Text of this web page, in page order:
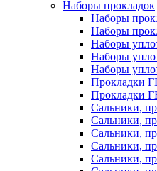
Наборы прокладок
Наборы
Наборы
Наборы
Наборы
Наборы
Прокладки
Прокладки
Сальники,
Сальники,
Сальники,
Сальники,
Сальники,